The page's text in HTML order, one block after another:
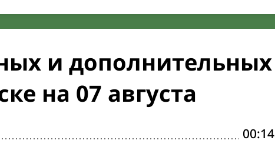
и дополнительных
на 07 августа
00:14